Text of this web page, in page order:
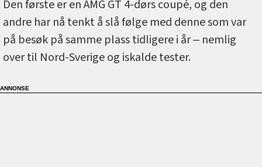
Den første er en AMG GT 4-dørs coupé, og den
andre har nå tenkt å slå følge med denne som var
på besøk på samme plass tidligere i år ‒ nemlig
over til Nord-Sverige og iskalde tester.